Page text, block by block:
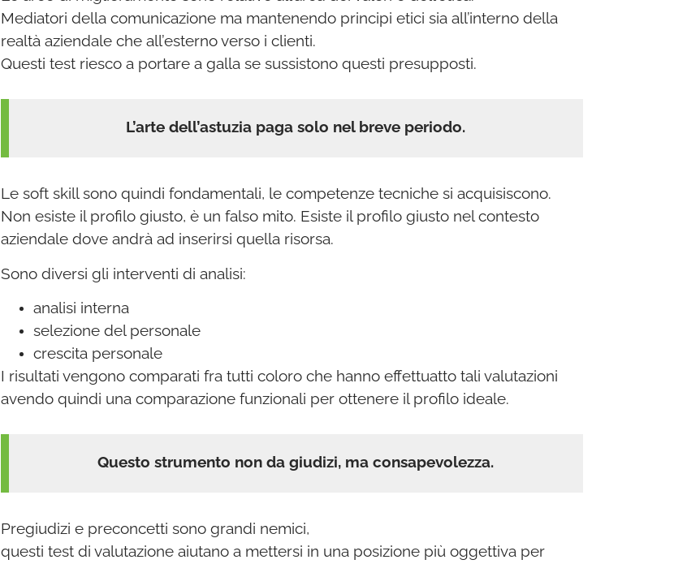
Mediatori della comunicazione ma mantenendo principi etici sia all’interno della
realtà aziendale che all’esterno verso i clienti.
Questi test riesco a portare a galla se sussistono questi presupposti.
L’arte dell’astuzia paga solo nel breve periodo.
Le soft skill sono quindi fondamentali, le competenze tecniche si acquisiscono.
Non esiste il profilo giusto, è un falso mito. Esiste il profilo giusto nel contesto
aziendale dove andrà ad inserirsi quella risorsa.
Sono diversi gli interventi di analisi:
analisi interna
selezione del personale
crescita personale
I risultati vengono comparati fra tutti coloro che hanno effettuatto tali valutazioni
avendo quindi una comparazione funzionali per ottenere il profilo ideale.
Questo strumento non da giudizi, ma consapevolezza.
Pregiudizi e preconcetti sono grandi nemici,
questi test di valutazione aiutano a mettersi in una posizione più oggettiva per